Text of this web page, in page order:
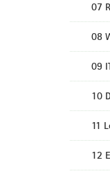
07
08
09
10
11
12